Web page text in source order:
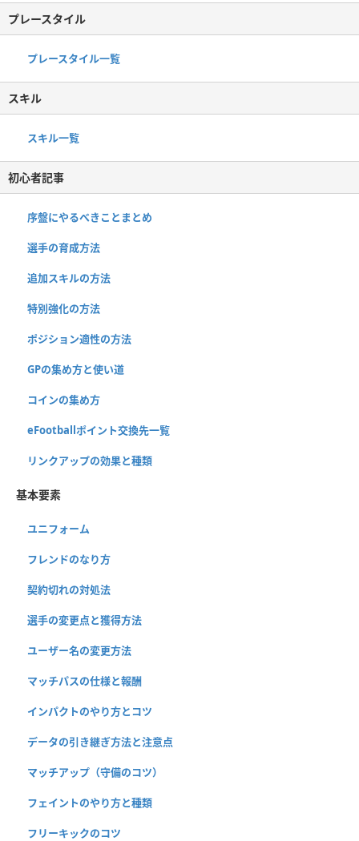
プレースタイル
プレースタイル一覧
スキル
スキル一覧
初心者記事
序盤にやるべきことまとめ
選手の育成方法
追加スキルの方法
特別強化の方法
ポジション適性の方法
GPの集め方と使い道
コインの集め方
eFootballポイント交換先一覧
リンクアップの効果と種類
基本要素
ユニフォーム
フレンドのなり方
契約切れの対処法
選手の変更点と獲得方法
ユーザー名の変更方法
マッチパスの仕様と報酬
インパクトのやり方とコツ
データの引き継ぎ方法と注意点
マッチアップ（守備のコツ）
フェイントのやり方と種類
フリーキックのコツ